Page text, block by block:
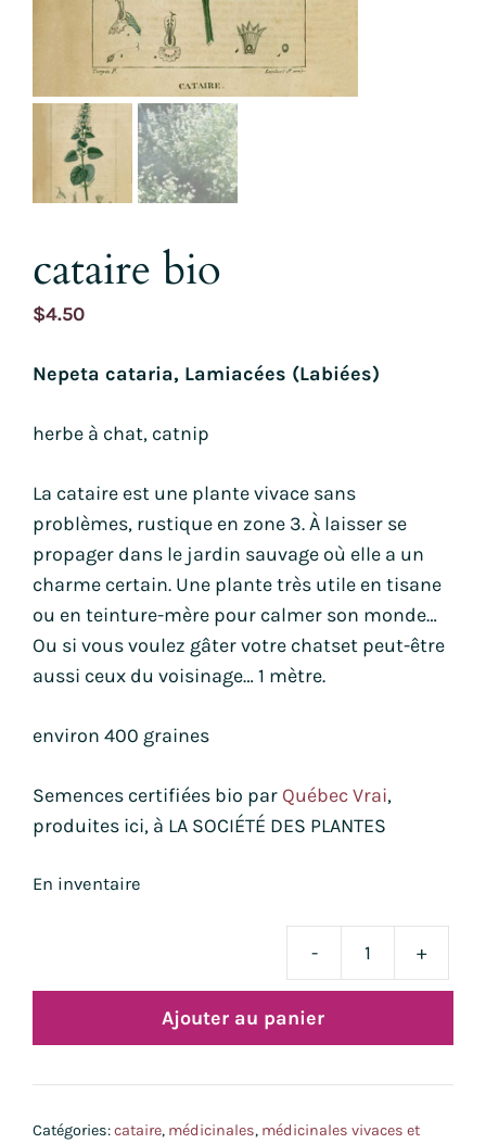
cataire bio
$4.50
Nepeta cataria, Lamiacées (Labiées)
herbe à chat, catnip
La cataire est une plante vivace sans
problèmes, rustique en zone 3. À laisser se
propager dans le jardin sauvage où elle a un
charme certain. Une plante très utile en tisane
ou en teinture-mère pour calmer son monde…
Ou si vous voulez gâter votre chatset peut-être
aussi ceux du voisinage… 1 mètre.
environ 400 graines
Semences certifiées bio par Québec Vrai,
produites ici, à LA SOCIÉTÉ DES PLANTES
En inventaire
-
de
+
Ajouter au panier
Catégories:cataire, médicinales, médicinales vivaces et